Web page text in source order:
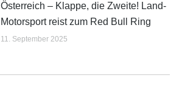
Österreich – Klappe, die Zweite! Land-
Motorsport reist zum Red Bull Ring
11. September 2025